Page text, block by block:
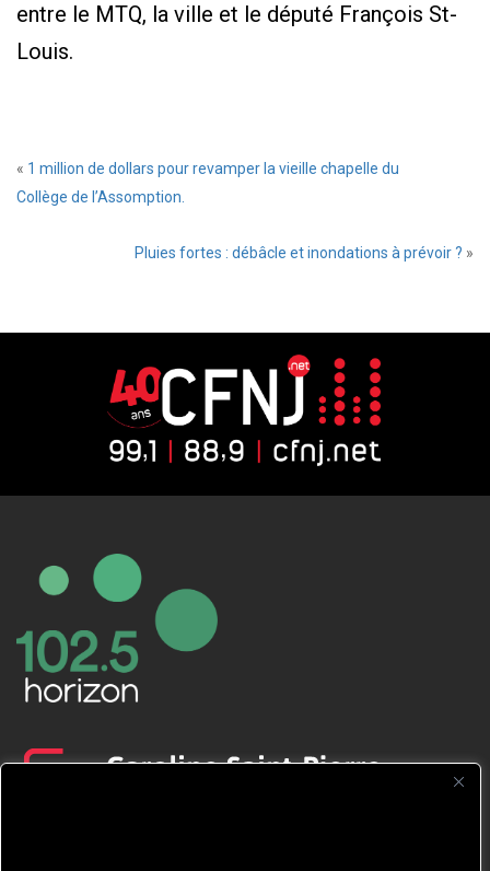
entre le MTQ, la ville et le député François St-
Louis.
« 1 million de dollars pour revamper la vieille chapelle du
Collège de l’Assomption.
Pluies fortes : débâcle et inondations à prévoir ? »